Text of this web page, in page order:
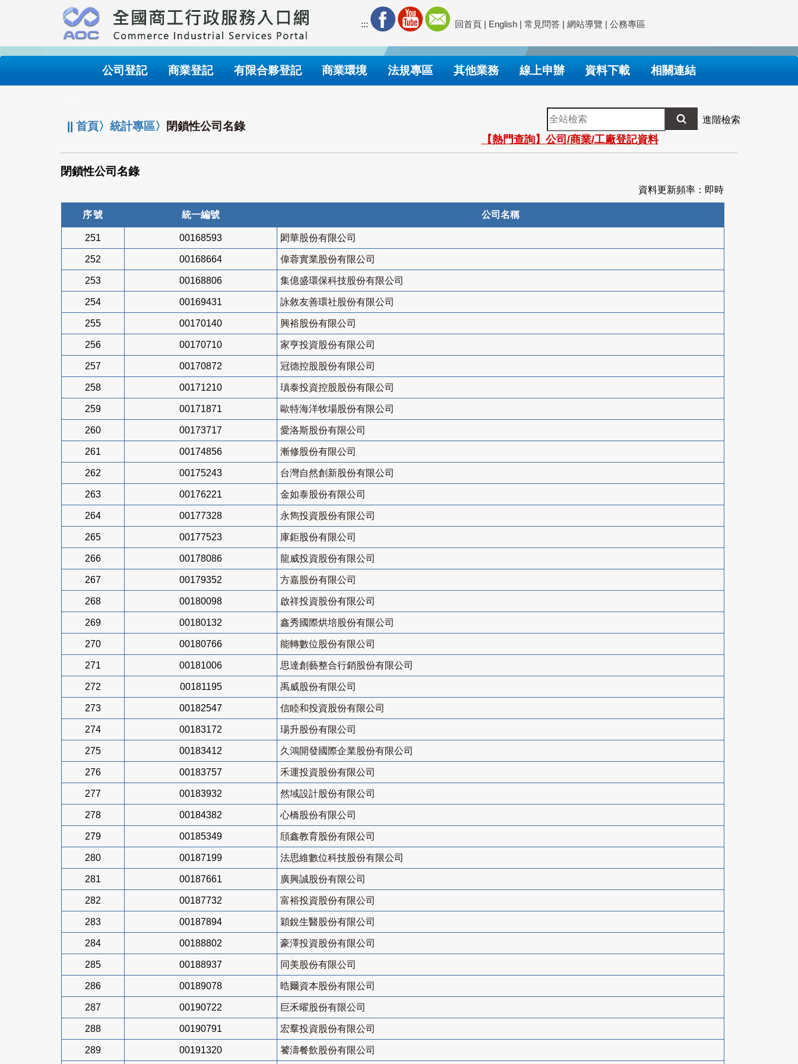
要
內
::: 回首頁 | English | 常見問答 | 網站導覽 | 公務專區
公司登記 商業登記 有限合夥登記 商業環境 法規專區 其他業務 線上申辦 資料下載 相關連結
||首頁〉統計專區〉 閉鎖性公司名錄
全
站
檢
索
進階檢索
【熱門查詢】公司/商業/工廠登記資料
閉鎖性公司名錄
資料更新頻率：即時
序號 統一編號 公司名稱
251 00168593 閎華股份有限公司
252 00168664 偉蓉實業股份有限公司
253 00168806 集億盛環保科技股份有限公司
254 00169431 詠敘友善環社股份有限公司
255 00170140 興裕股份有限公司
256 00170710 家亨投資股份有限公司
257 00170872 冠德控股股份有限公司
258 00171210 瑱泰投資控股股份有限公司
259 00171871 歐特海洋牧場股份有限公司
260 00173717 愛洛斯股份有限公司
261 00174856 漸修股份有限公司
262 00175243 台灣自然創新股份有限公司
263 00176221 金如泰股份有限公司
264 00177328 永雋投資股份有限公司
265 00177523 庫鉅股份有限公司
266 00178086 龍威投資股份有限公司
267 00179352 方嘉股份有限公司
268 00180098 啟祥投資股份有限公司
269 00180132 鑫秀國際烘培股份有限公司
270 00180766 能轉數位股份有限公司
271 00181006 思達創藝整合行銷股份有限公司
272 00181195 禹威股份有限公司
273 00182547 信睦和投資股份有限公司
274 00183172 瑒升股份有限公司
275 00183412 久鴻開發國際企業股份有限公司
276 00183757 禾運投資股份有限公司
277 00183932 然域設計股份有限公司
278 00184382 心橋股份有限公司
279 00185349 頎鑫教育股份有限公司
280 00187199 法思維數位科技股份有限公司
281 00187661 廣興誠股份有限公司
282 00187732 富裕投資股份有限公司
283 00187894 穎銳生醫股份有限公司
284 00188802 豪澤投資股份有限公司
285 00188937 同美股份有限公司
286 00189078 晧爾資本股份有限公司
287 00190722 巨禾曜股份有限公司
288 00190791 宏羣投資股份有限公司
289 00191320 饕濤餐飲股份有限公司